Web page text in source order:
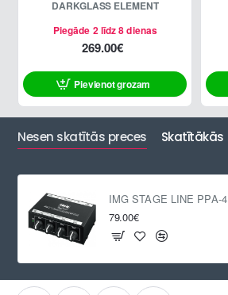
Piegāde 2 līdz 8 dienas
DARKGLASS ELEMENT
269.00€
Pievienot grozam
Nesen skatītās preces Skatītākās
IMG STAGE LINE PPA-4
79.00€